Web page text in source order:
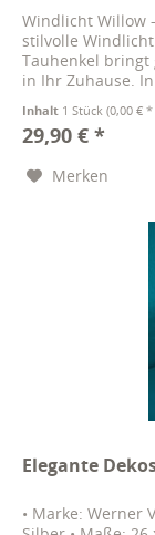
Windlicht Willow
stilvolle
Tauhenkel bringt
in Ihr Zuhause.
Inhalt 1 Stück(0,00 €
29,90 € *
Merken
Elegante
• Marke: Werner